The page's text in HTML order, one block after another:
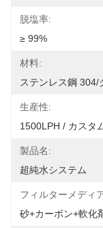
脱塩率:
≥ 99%
材料:
ステンレス鋼 304/
生産性:
1500LPH / カスタ
製品名:
超純水システム
フィルターメディ
砂+カーボン+軟化